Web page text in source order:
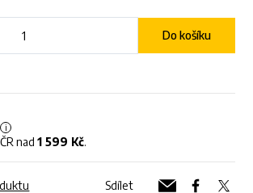
Do košíku
nad1 599 Kč.
Sdílet